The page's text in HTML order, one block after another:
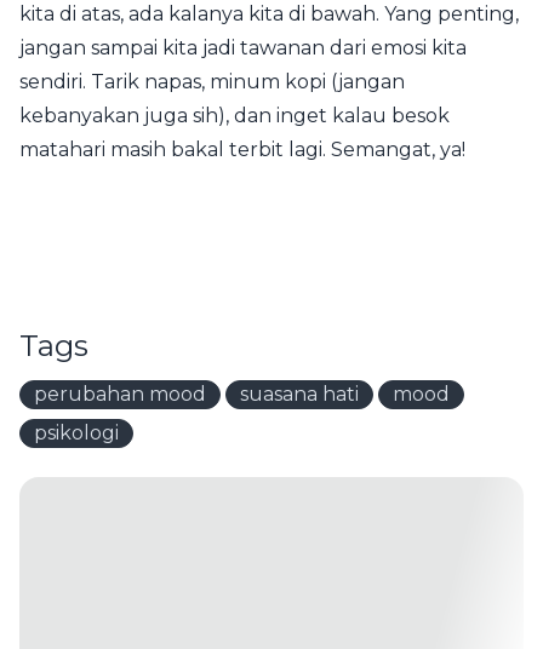
kita di atas, ada kalanya kita di bawah. Yang penting,
jangan sampai kita jadi tawanan dari emosi kita
sendiri. Tarik napas, minum kopi (jangan
kebanyakan juga sih), dan inget kalau besok
matahari masih bakal terbit lagi. Semangat, ya!
Tags
perubahan mood suasana hati
mood
psikologi